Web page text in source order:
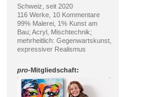
Schweiz, seit 2020
116 Werke, 10 Kommentare
99% Malerei, 1% Kunst am
Bau; Acryl, Mischtechnik;
mehrheitlich: Gegenwartskunst,
expressiver Realismus
pro-Mitgliedschaft: